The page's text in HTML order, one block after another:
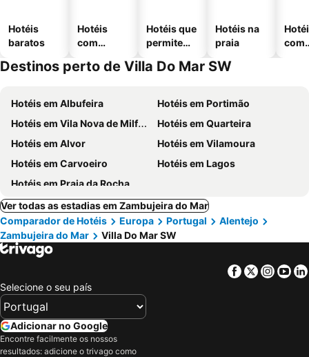
Hotéis
baratos
Hotéis
com
Hotéis que
permitem
Hotéis na
praia
com
Destinos perto de Villa Do Mar SW
Hotéis em Albufeira
Hotéis em Portimão
Hotéis em Vila Nova de Milfontes
Hotéis em Quarteira
Hotéis em Alvor
Hotéis em Vilamoura
Hotéis em Carvoeiro
Hotéis em Lagos
Hotéis em Praia da Rocha
Ver todas as estadias em Zambujeira do Mar
Comparador de Hotéis
Europa Portugal
Alentejo
Zambujeira do Mar
Villa Do Mar SW
Facebook
Twitter
Selecione o seu país
Adicionar no Google
Encontre facilmente os nossos
resultados: adicione o trivago como